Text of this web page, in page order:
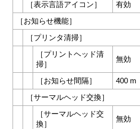
［表示言語アイコン］ 有効
［お知らせ機能］
［プリンタ清掃］
［プリントヘッド清
掃］
無効
［お知らせ間隔］ 400 m
［サーマルヘッド交換］
［サーマルヘッド交
換］
無効